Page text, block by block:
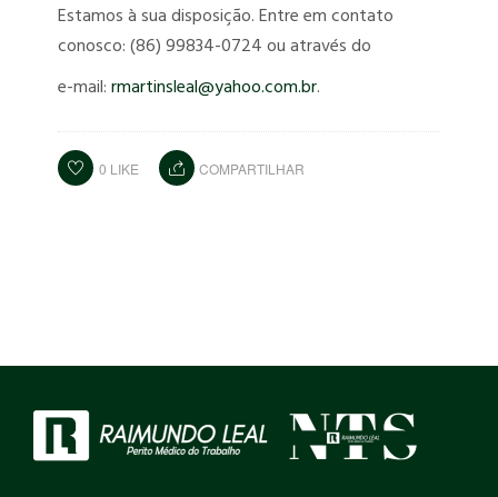
Estamos à sua disposição. Entre em contato
conosco: (86) 99834-0724 ou através do
e-mail:rmartinsleal@yahoo.com.br.
0 LIKE COMPARTILHAR